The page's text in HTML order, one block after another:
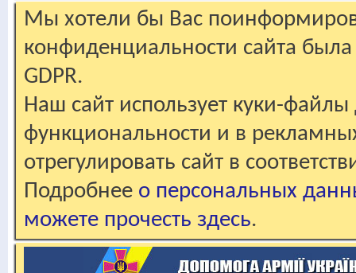
Мы хотели бы Вас
конфиденциальности сайта
GDPR.
Наш сайт использует куки-файлы
функциональности и в
отрегулировать сайт в
Подробнее о персональных
можете прочесть здесь.